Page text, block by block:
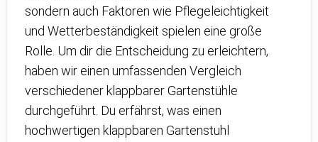
sondern auch Faktoren wie Pflegeleichtigkeit
und Wetterbeständigkeit spielen eine große
Rolle. Um dir die Entscheidung zu erleichtern,
haben wir einen umfassenden Vergleich
verschiedener klappbarer Gartenstühle
durchgeführt. Du erfährst, was einen
hochwertigen klappbaren Gartenstuhl